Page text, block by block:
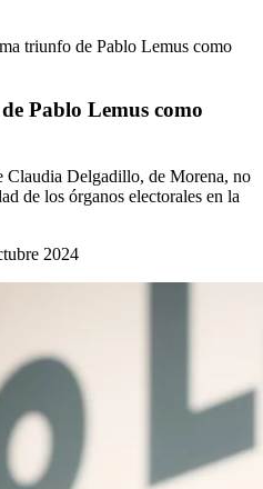
triunfo de Pablo Lemus como
Pablo Lemus como
Delgadillo, de Morena, no
de los órganos electorales en la
2024